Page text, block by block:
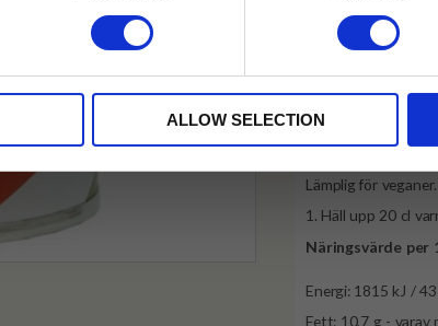
ALLOW SELECTION
Ingredienser:
kryddor (1,7%),
E472e,
Lämplig för veganer.
1. Häll upp 20 cl
Näringsvärde per
Energi: 1815 kJ /
Fett: 10,7 g -
Rabatten fungerar endast
med andra erbjudanden.